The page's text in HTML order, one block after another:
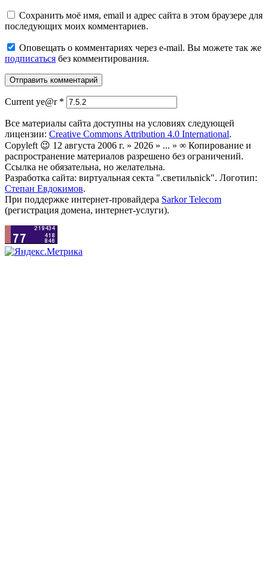
Сохранить моё имя, email и адрес сайта в этом браузере для
последующих моих комментариев.
Оповещать о комментариях через e-mail. Вы можете так же
подписаться без комментирования.
Current ye@r *
Все материалы сайта доступны на условиях следующей
лицензии: Creative Commons Attribution 4.0 International.
Copyleft 😉 12 августа 2006 г. » 2026 » ... » ∞ Копирование и
распространение материалов разрешено без ограничений.
Ссылка не обязательна, но желательна.
Разработка сайта: виртуальная секта ".светильnick". Логотип:
Степан Евдокимов.
При поддержке интернет-провайдера Sarkor Telecom
(регистрация домена, интернет-услуги).